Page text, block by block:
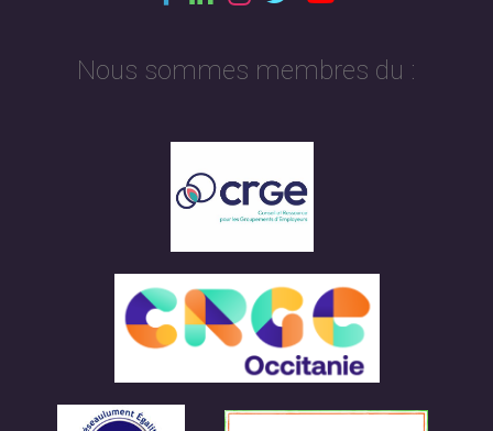
Nous sommes membres du :